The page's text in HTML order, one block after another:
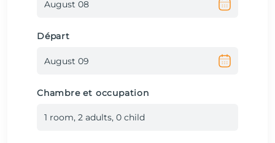
Départ
Chambre et occupation
1 room, 2 adults, 0 child